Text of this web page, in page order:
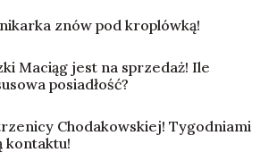
znów pod kroplówką!
Maciąg jest na sprzedaż! Ile
posiadłość?
Chodakowskiej! Tygodniami
kontaktu!